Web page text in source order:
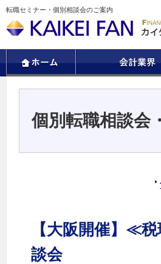
転職セミナー・個別相談会のご案内
個別転職相談会
【大阪開催】≪
談会